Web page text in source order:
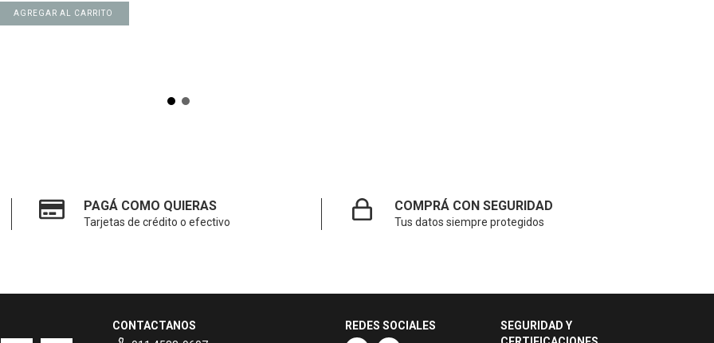
AGREGAR AL CARRITO
PAGÁ COMO QUIERAS
Tarjetas de crédito o efectivo
COMPRÁ CON SEGURIDAD
Tus datos siempre protegidos
CONTACTANOS
REDES SOCIALES
SEGURIDAD Y